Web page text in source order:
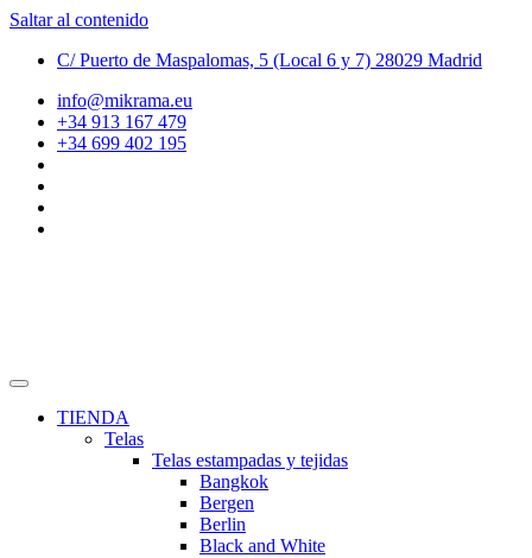
Saltar al contenido
C/ Puerto de Maspalomas, 5 (Local 6 y 7) 28029 Madrid
info@mikrama.eu
+34 913 167 479
+34 699 402 195
TIENDA
Telas
Telas estampadas y tejidas
Bangkok
Bergen
Berlin
Black and White